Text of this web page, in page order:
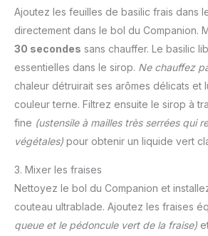
Ajoutez les feuilles de basilic frais dans
directement dans le bol du Companion.
30 secondes sans chauffer. Le basilic
essentielles dans le sirop. Ne chauffez
chaleur détruirait ses arômes délicats et
couleur terne. Filtrez ensuite le sirop à
fine (ustensile à mailles très serrées qui
végétales) pour obtenir un liquide vert
3. Mixer les fraises
Nettoyez le bol du Companion et
couteau ultrablade. Ajoutez les fraises
queue et le pédoncule vert de la fraise)